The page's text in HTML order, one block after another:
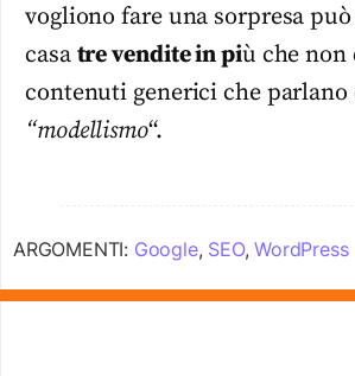
vogliono fare una sorpresa
casa tre vendite in più che
contenuti generici che parlano
“modellismo“.
ARGOMENTI: Google, SEO,WordPress